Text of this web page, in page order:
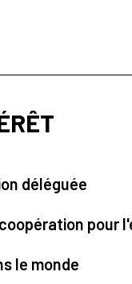
déléguée
pour
le monde